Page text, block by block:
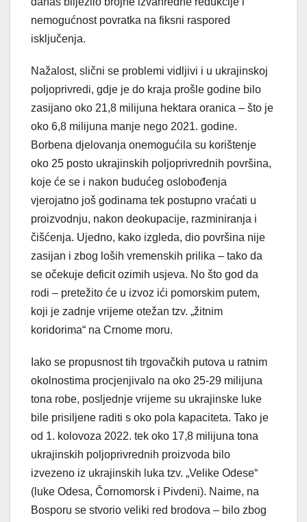
nemogućnost povratka na fiksni raspored
isključenja.
Nažalost, slični se problemi vidljivi i u ukrajinskoj
poljoprivredi, gdje je do kraja prošle godine bilo
zasijano oko 21,8 milijuna hektara oranica – što je
oko 6,8 milijuna manje nego 2021. godine.
Borbena djelovanja onemogućila su korištenje
oko 25 posto ukrajinskih poljoprivrednih površina,
koje će se i nakon budućeg oslobođenja
vjerojatno još godinama tek postupno vraćati u
proizvodnju, nakon deokupacije, razminiranja i
čišćenja. Ujedno, kako izgleda, dio površina nije
zasijan i zbog loših vremenskih prilika – tako da
se očekuje deficit ozimih usjeva. No što god da
rodi – pretežito će u izvoz ići pomorskim putem,
koji je zadnje vrijeme otežan tzv. „žitnim
koridorima“ na Crnome moru.
Iako se propusnost tih trgovačkih putova u ratnim
okolnostima procjenjivalo na oko 25-29 milijuna
tona robe, posljednje vrijeme su ukrajinske luke
bile prisiljene raditi s oko pola kapaciteta. Tako je
od 1. kolovoza 2022. tek oko 17,8 milijuna tona
ukrajinskih poljoprivrednih proizvoda bilo
izvezeno iz ukrajinskih luka tzv. „Velike Odese“
(luke Odesa, Čornomorsk i Pivdeni). Naime, na
Bosporu se stvorio veliki red brodova – bilo zbog